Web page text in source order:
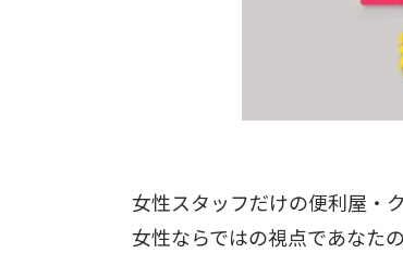
女性スタッフだけの便利屋・
女性ならではの視点であなた